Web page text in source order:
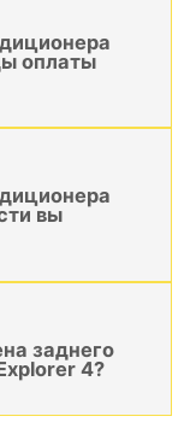
оплаты
вы
заднего
4?